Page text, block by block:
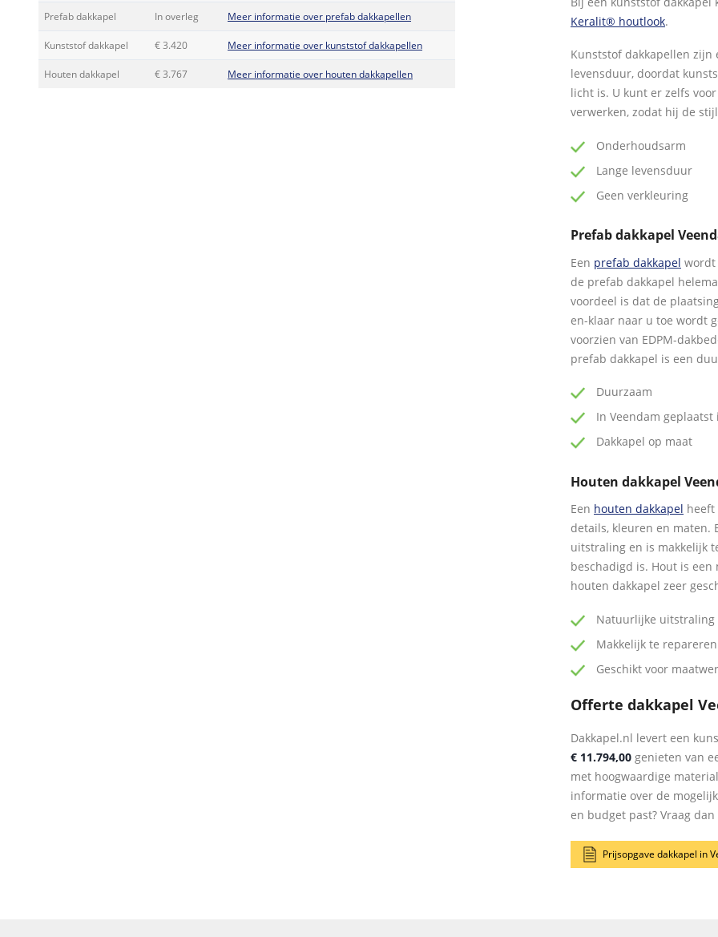
Prefab dakkapel In overleg Meer informatie over prefab dakkapellen
Kunststof dakkapel € 3.420 Meer informatie over kunststof dakkapellen
Houten dakkapel € 3.767 Meer informatie over houten dakkapellen
Keralit® houtlook.
Kunststof dakkapellen
levensduur, doordat
licht is. U kunt er zelfs
verwerken, zodat hij de
Onderhoudsarm
Lange levensduur
Geen verkleuring
Prefab dakkapel
Een prefab dakkapel wordt
de prefab dakkapel
voordeel is dat de
en-klaar naar u toe wordt
voorzien van EDPM-
prefab dakkapel is een
Duurzaam
In Veendam geplaatst
Dakkapel op maat
Houten dakkapel
Een houten dakkapel heeft
details, kleuren en maten.
uitstraling en is makkelijk
beschadigd is. Hout is
houten dakkapel zeer
Natuurlijke uitstraling
Makkelijk te repareren
Geschikt voor
Offerte dakkapel
Dakkapel.nl levert een
€ 11.794,00 genieten van
met hoogwaardige
informatie over de
en budget past? Vraag
Prijsopgave dakkapel in